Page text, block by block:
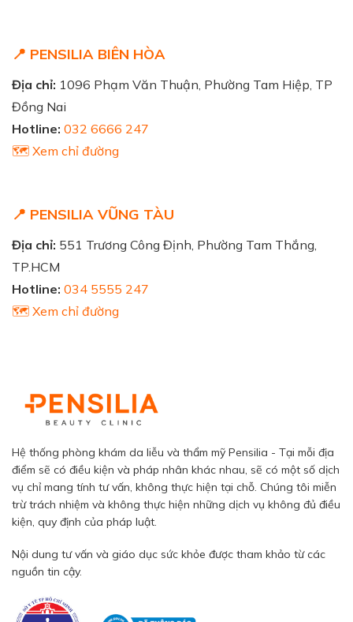
📍 PENSILIA BIÊN HÒA
Địa chỉ: 1096 Phạm Văn Thuận, Phường Tam Hiệp, TP
Đồng Nai
Hotline: 032 6666 247
🗺️ Xem chỉ đường
📍 PENSILIA VŨNG TÀU
Địa chỉ: 551 Trương Công Định, Phường Tam Thắng,
TP.HCM
Hotline: 034 5555 247
🗺️ Xem chỉ đường
Hệ thống phòng khám da liễu và thẩm mỹ Pensilia - Tại mỗi địa
điểm sẽ có điều kiện và pháp nhân khác nhau, sẽ có một số dịch
vụ chỉ mang tính tư vấn, không thực hiện tại chỗ. Chúng tôi miễn
trừ trách nhiệm và không thực hiện những dịch vụ không đủ điều
kiện, quy định của pháp luật.
Nội dung tư vấn và giáo dục sức khỏe được tham khảo từ các
nguồn tin cậy.